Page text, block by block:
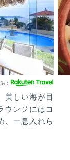
美しい海が目
ウンジにはコ
、一息入れら